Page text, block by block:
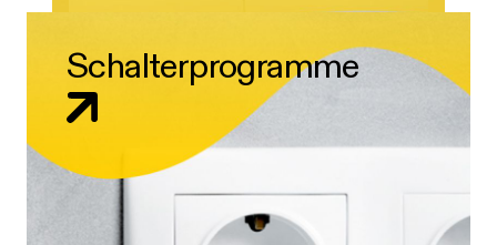
Schalterprogramme